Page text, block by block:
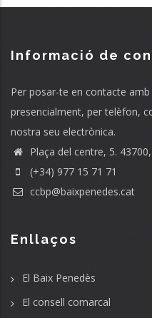
Informació de
Per posar-te en contacte
presencialment, per telèfon,
nostra seu electrònica.
Plaça del centre, 5.
(+34) 977 15 71 71
ccbp@baixpenedes.cat
Enllaços
El Baix Penedès
El consell comarcal